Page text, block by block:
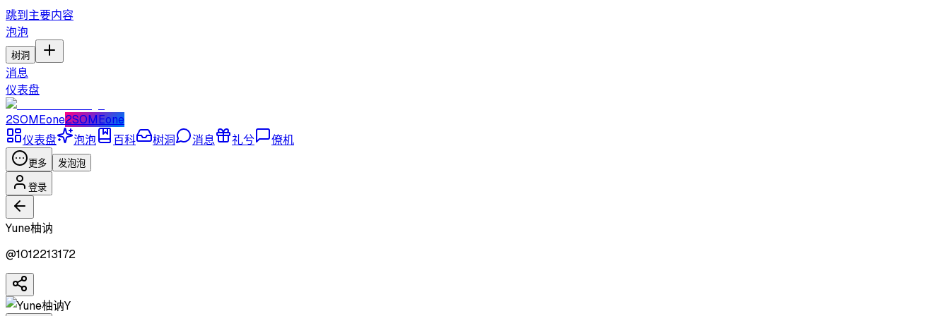
跳到主要内容
泡泡
树洞
消息
仪表盘
2SOMEone2SOMEone
仪表盘
泡泡 百科 树洞 消息 礼兮 僚机
更多 发泡泡
登录
Yune柚讷
@1012213172
Y